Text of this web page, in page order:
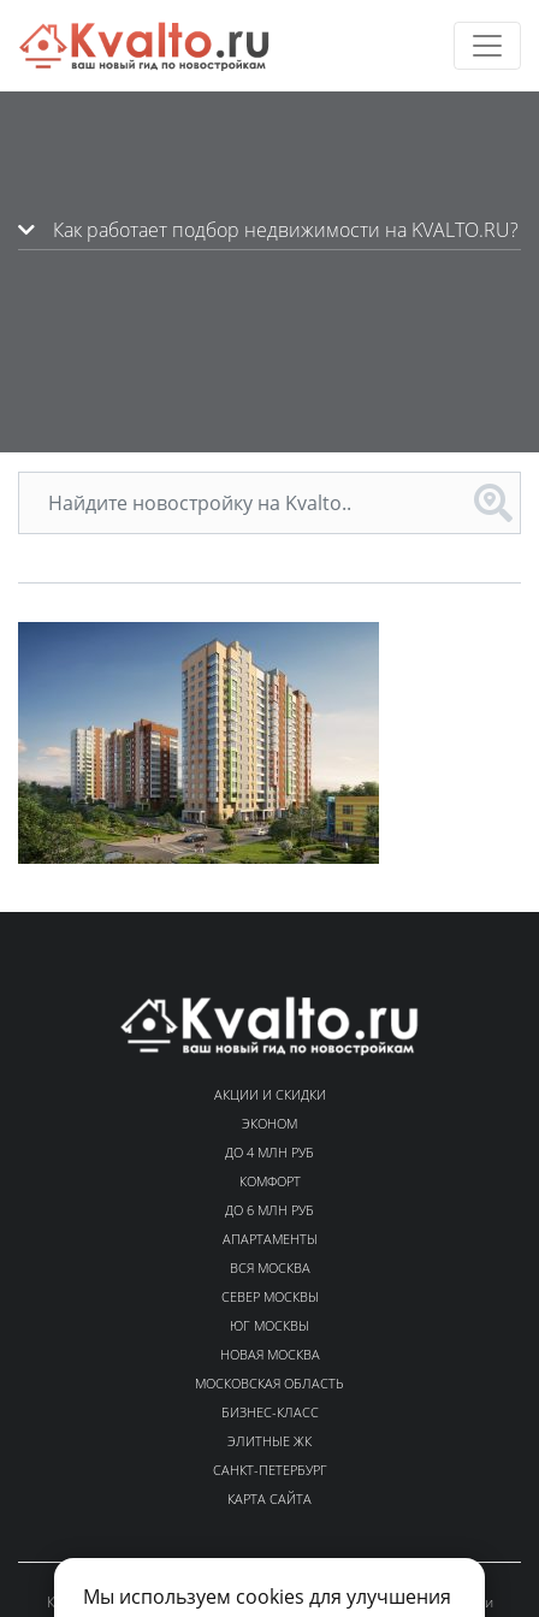
Как работает подбор недвижимости на KVALTO.RU?
Мы используем cookies для улучшения
АКЦИИ И СКИДКИ
ЭКОНОМ
ДО 4 МЛН РУБ
КОМФОРТ
ДО 6 МЛН РУБ
АПАРТАМЕНТЫ
ВСЯ МОСКВА
СЕВЕР МОСКВЫ
ЮГ МОСКВЫ
НОВАЯ МОСКВА
МОСКОВСКАЯ ОБЛАСТЬ
БИЗНЕС-КЛАСС
ЭЛИТНЫЕ ЖК
САНКТ-ПЕТЕРБУРГ
КАРТА САЙТА
Каталог проверенных новостроек Москвы и Московской области